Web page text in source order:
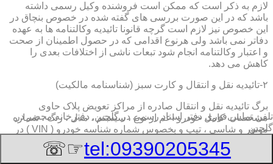
لازم به ذکر است که ممکن است فروشنده وکیل رسمی داشته
باشد که در این صورت بررسی های گفته شده در خصوص بنچاق در
این خصوص نیز لازم است گرچه قانونا تائیدیه وکالتنامه ها به عهده
دفاتر نمی باشد ولی هرنوع اقدامی که در حصول اطمینان از صحت
و اعتبار وکالتنامه انجام شود تبعات ناشی از اختلافات بعدی را
کاهش می دهد.
۲-تائیدیه نقل و انتقال و کارت سبز (شناسنامه مالکیت)
برگ تائیدیه نقل و انتقال صادره از مراکز تعویض پلاک حاوی
مشخصات کامل خودرو اعم از نوع ، سیستم ، مدل ، رنگ ، شماره
موتور و شاسی ، تیپ و بخصوس شماره شناسه خودرو ( VIN ) در
صدر صفحه و مشخصات فروشنده و خریدار اعم از مشخصات
سجلی و شماره ملی و کدپستی و آدرس و شماره انتظامی
تلفن تماس فوری دفتر اسناد رسمی در گلچین, دفترخانه,محضر در
گلچین
tel:09390205345
☞☏